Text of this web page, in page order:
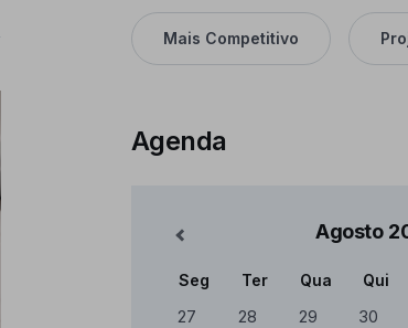
Mais Competitivo
Agenda
Agosto
Mês Anterior
Calendário
Seg Ter Qua Qui
27 28 29 30